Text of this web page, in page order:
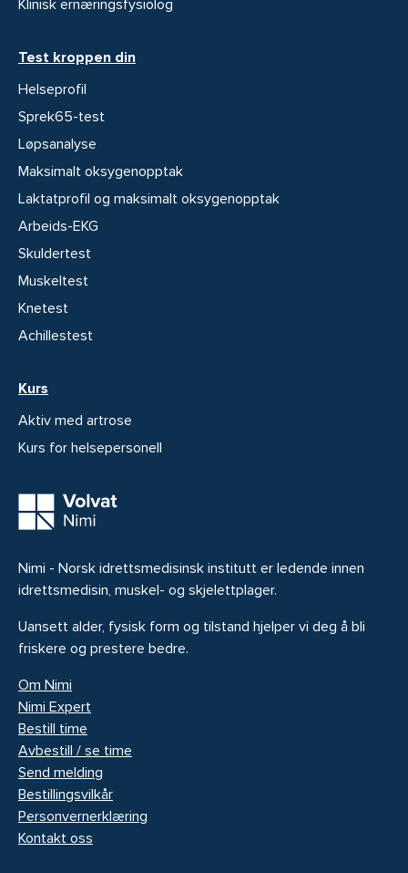
Nimi - Norsk idrettsmedisinsk institutt er ledende innen
idrettsmedisin, muskel- og skjelettplager.
Uansett alder, fysisk form og tilstand hjelper vi deg å bli
friskere og prestere bedre.
Om Nimi
Nimi Expert
Bestill time
Avbestill / se time
Send melding
Bestillingsvilkår
Personvernerklæring
Kontakt oss
Klinisk ernæringsfysiolog
Test kroppen din
Helseprofil
Sprek65-test
Løpsanalyse
Maksimalt oksygenopptak
Laktatprofil og maksimalt oksygenopptak
Arbeids-EKG
Skuldertest
Muskeltest
Knetest
Achillestest
Kurs
Aktiv med artrose
Kurs for helsepersonell